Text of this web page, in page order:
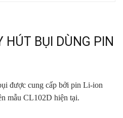
BỤI DÙNG PIN
được cung cấp bởi pin Li-ion
mẫu CL102D hiện tại.